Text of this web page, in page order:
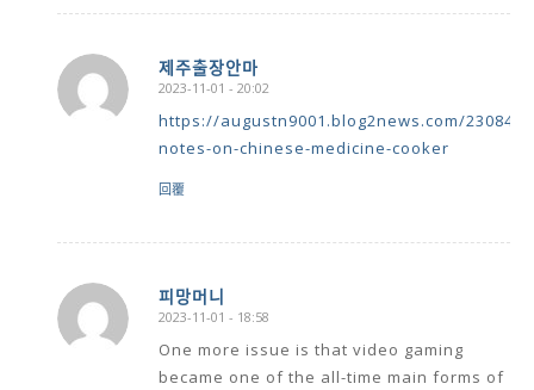
제주출장안마
says:
2023-11-01 - 20:02
https://augustn9001.blog2news.com/
notes-on-chinese-medicine-cooker
回覆
피망머니
says:
2023-11-01 - 18:58
One more issue is that video gaming
became one of the all-time main forms of